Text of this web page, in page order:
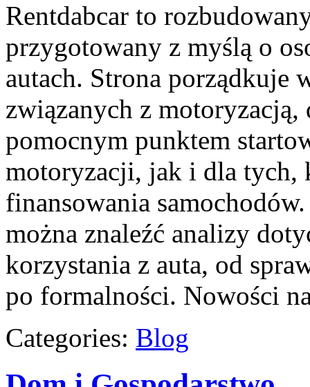
Rentdabcar to
przygotowany z myślą o
autach. Strona porządkuje
związanych z
pomocnym punktem
motoryzacji, jak i dla tych,
finansowania
można znaleźć analizy
korzystania z auta, od
po formalności. Nowości
Categories: Blog